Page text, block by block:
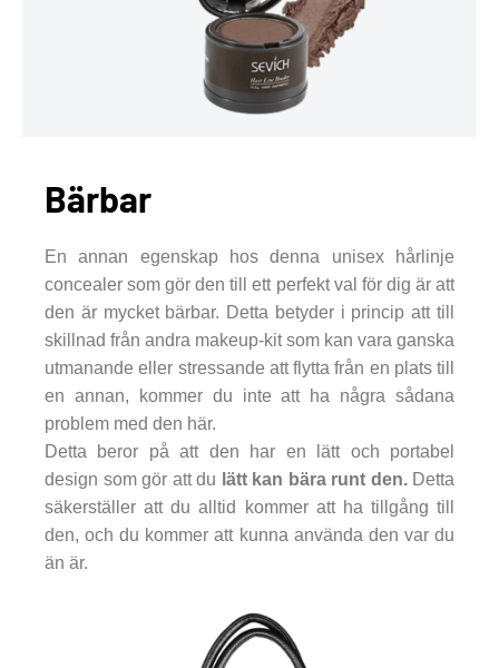
Bärbar
En annan egenskap hos denna unisex hårlinje
concealer som gör den till ett perfekt val för dig är att
den är mycket bärbar. Detta betyder i princip att till
skillnad från andra makeup-kit som kan vara ganska
utmanande eller stressande att flytta från en plats till
en annan, kommer du inte att ha några sådana
problem med den här.
Detta beror på att den har en lätt och portabel
design som gör att du lätt kan bära runt den.Detta
säkerställer att du alltid kommer att ha tillgång till
den, och du kommer att kunna använda den var du
än är.